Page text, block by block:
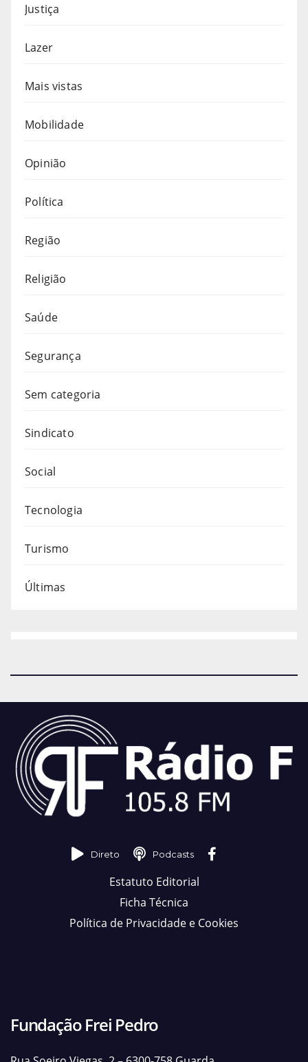
Justiça
Lazer
Mais vistas
Mobilidade
Opinião
Política
Região
Religião
Saúde
Segurança
Sem categoria
Sindicato
Social
Tecnologia
Turismo
Últimas
Direto Podcasts
Estatuto Editorial
Ficha Técnica
Política de Privacidade e Cookies
Fundação Frei Pedro